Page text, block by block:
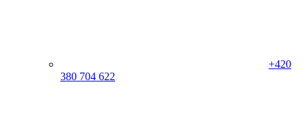
+420
380 704 622